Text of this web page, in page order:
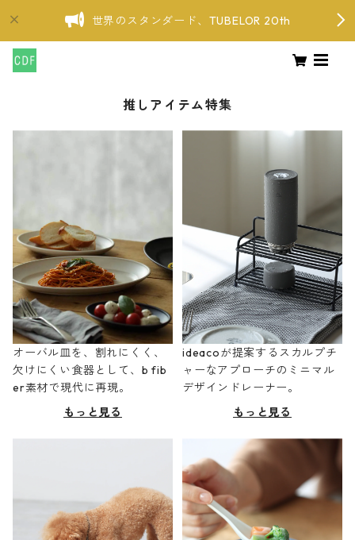
世界のスタンダード、TUBELOR 20th
推しアイテム特集
オーバル皿を、割れにくく、
欠けにくい食器として、b fib
er素材で現代に再現。
もっと見る
ideacoが提案するスカルプチ
ャーなアプローチのミニマル
デザインドレーナー。
もっと見る